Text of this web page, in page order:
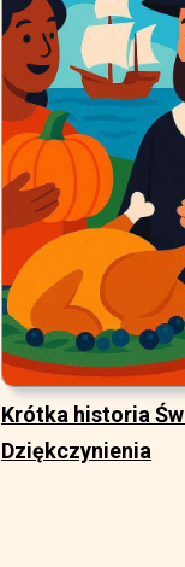
Krótka historia
Dziękczynienia